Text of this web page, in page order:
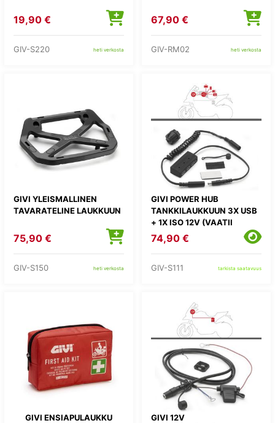
19,90 €
GIV-S220 heti verkosta
67,90 €
GIV-RM02 heti verkosta
GIVI YLEISMALLINEN
TAVARATELINE LAUKKUUN
75,90 €
GIV-S150 heti verkosta
GIVI POWER HUB
TANKKILAUKKUUN 3X USB
+ 1X ISO 12V (VAATII
ASENNUSSARJAN S110)
74,90 €
GIV-S111 tarkista saatavuus
GIVI ENSIAPULAUKKU
GIVI 12V